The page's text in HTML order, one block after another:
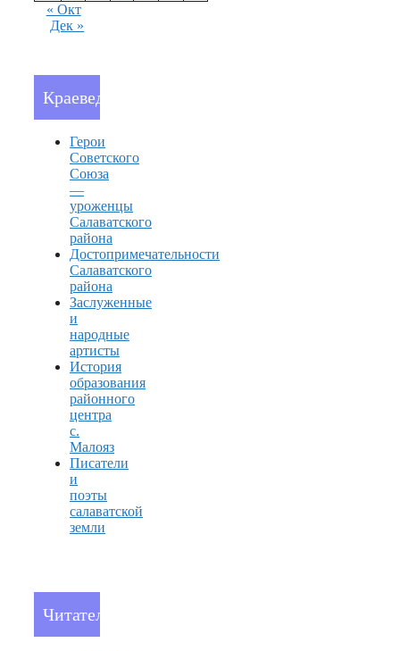
« Окт
Дек »
Краеведение
Герои
Советского
Союза
—
уроженцы
Салаватского
района
Достопримечательности
Салаватского
района
Заслуженные
и
народные
артисты
История
образования
районного
центра
с.
Малояз
Писатели
и
поэты
салаватской
земли
Читателям